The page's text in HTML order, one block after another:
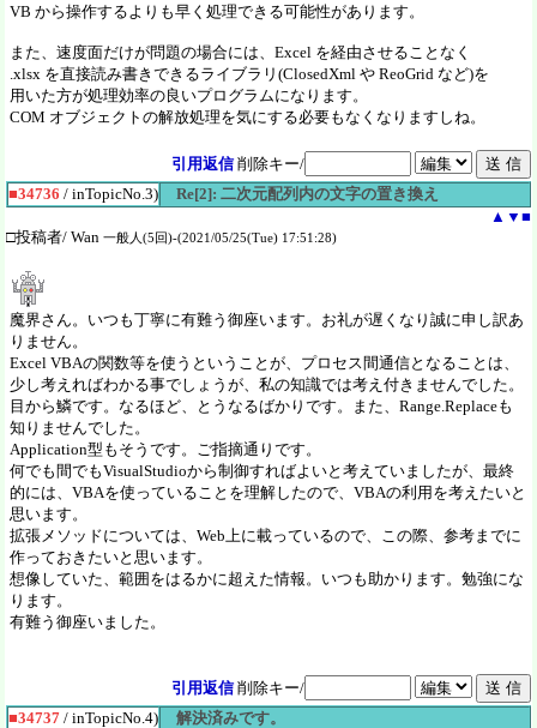
VB から操作するよりも早く処理できる可能性があります。
また、速度面だけが問題の場合には、Excel を経由させることなく
.xlsx を直接読み書きできるライブラリ(ClosedXml や ReoGrid など)を
用いた方が処理効率の良いプログラムになります。
COM オブジェクトの解放処理を気にする必要もなくなりますしね。
引用返信 削除キー/
■34736 / inTopicNo.3)
Re[2]: 二次元配列内の文字の置き換え
▲ ▼ ■
□投稿者/ Wan 一般人(5回)-(2021/05/25(Tue) 17:51:28)
魔界さん。いつも丁寧に有難う御座います。お礼が遅くなり誠に申し訳あ
りません。
Excel VBAの関数等を使うということが、プロセス間通信となることは、
少し考えればわかる事でしょうが、私の知識では考え付きませんでした。
目から鱗です。なるほど、とうなるばかりです。また、Range.Replaceも
知りませんでした。
Application型もそうです。ご指摘通りです。
何でも間でもVisualStudioから制御すればよいと考えていましたが、最終
的には、VBAを使っていることを理解したので、VBAの利用を考えたいと
思います。
拡張メソッドについては、Web上に載っているので、この際、参考までに
作っておきたいと思います。
想像していた、範囲をはるかに超えた情報。いつも助かります。勉強にな
ります。
有難う御座いました。
引用返信 削除キー/
■34737 / inTopicNo.4)
解決済みです。